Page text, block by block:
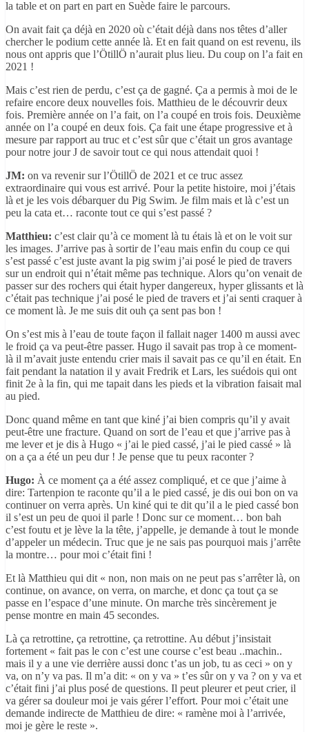
la table et on part en part en Suède faire le parcours.
On avait fait ça déjà en 2020 où c’était déjà dans nos têtes d’aller
chercher le podium cette année là. Et en fait quand on est revenu, ils
nous ont appris que l’ÖtillÖ n’aurait plus lieu. Du coup on l’a fait en
2021 !
Mais c’est rien de perdu, c’est ça de gagné. Ça a permis à moi de le
refaire encore deux nouvelles fois. Matthieu de le découvrir deux
fois. Première année on l’a fait, on l’a coupé en trois fois. Deuxième
année on l’a coupé en deux fois. Ça fait une étape progressive et à
mesure par rapport au truc et c’est sûr que c’était un gros avantage
pour notre jour J de savoir tout ce qui nous attendait quoi !
JM: on va revenir sur l’ÖtillÖ de 2021 et ce truc assez
extraordinaire qui vous est arrivé. Pour la petite histoire, moi j’étais
là et je les vois débarquer du Pig Swim. Je film mais et là c’est un
peu la cata et… raconte tout ce qui s’est passé ?
Matthieu: c’est clair qu’à ce moment là tu étais là et on le voit sur
les images. J’arrive pas à sortir de l’eau mais enfin du coup ce qui
s’est passé c’est juste avant la pig swim j’ai posé le pied de travers
sur un endroit qui n’était même pas technique. Alors qu’on venait de
passer sur des rochers qui était hyper dangereux, hyper glissants et là
c’était pas technique j’ai posé le pied de travers et j’ai senti craquer à
ce moment là. Je me suis dit ouh ça sent pas bon !
On s’est mis à l’eau de toute façon il fallait nager 1400 m aussi avec
le froid ça va peut-être passer. Hugo il savait pas trop à ce moment-
là il m’avait juste entendu crier mais il savait pas ce qu’il en était. En
fait pendant la natation il y avait Fredrik et Lars, les suédois qui ont
finit 2e à la fin, qui me tapait dans les pieds et la vibration faisait mal
au pied.
Donc quand même en tant que kiné j’ai bien compris qu’il y avait
peut-être une fracture. Quand on sort de l’eau et que j’arrive pas à
me lever et je dis à Hugo « j’ai le pied cassé, j’ai le pied cassé » là
on a ça a été un peu dur ! Je pense que tu peux raconter ?
Hugo: À ce moment ça a été assez compliqué, et ce que j’aime à
dire: Tartenpion te raconte qu’il a le pied cassé, je dis oui bon on va
continuer on verra après. Un kiné qui te dit qu’il a le pied cassé bon
il s’est un peu de quoi il parle ! Donc sur ce moment… bon bah
c’est foutu et je lève la la tête, j’appelle, je demande à tout le monde
d’appeler un médecin. Truc que je ne sais pas pourquoi mais j’arrête
la montre… pour moi c’était fini !
Et là Matthieu qui dit « non, non mais on ne peut pas s’arrêter là, on
continue, on avance, on verra, on marche, et donc ça tout ça se
passe en l’espace d’une minute. On marche très sincèrement je
pense montre en main 45 secondes.
Là ça retrottine, ça retrottine, ça retrottine. Au début j’insistait
fortement « fait pas le con c’est une course c’est beau ..machin..
mais il y a une vie derrière aussi donc t’as un job, tu as ceci » on y
va, on n’y va pas. Il m’a dit: « on y va » t’es sûr on y va ? on y va et
c’était fini j’ai plus posé de questions. Il peut pleurer et peut crier, il
va gérer sa douleur moi je vais gérer l’effort. Pour moi c’était une
demande indirecte de Matthieu de dire: « ramène moi à l’arrivée,
moi je gère le reste ».